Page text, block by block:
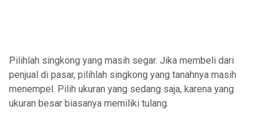
Pilihlah singkong yang masih segar. Jika membeli dari
penjual di pasar, pilihlah singkong yang tanahnya masih
menempel. Pilih ukuran yang sedang saja, karena yang
ukuran besar biasanya memiliki tulang.